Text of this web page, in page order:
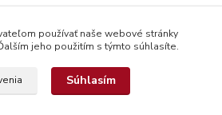
používať naše webové stránky
jeho použitím s týmto súhlasíte.
Súhlasím